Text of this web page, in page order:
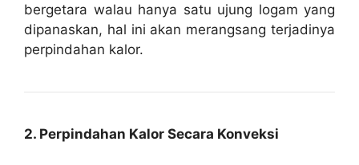
bergetara walau hanya satu ujung logam yang
dipanaskan, hal ini akan merangsang terjadinya
perpindahan kalor.
2. Perpindahan Kalor Secara Konveksi